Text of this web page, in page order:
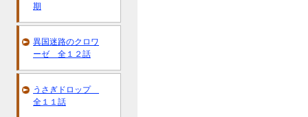
期
異国迷路のクロワ
ーゼ 全１２話
うさぎドロップ
全１１話